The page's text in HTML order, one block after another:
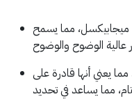
تقدم دقة تصوير بدقة 4 ميجابيكسل، مما يسمح
مما يعني أنها قادرة على
مما يساعد في تحديد